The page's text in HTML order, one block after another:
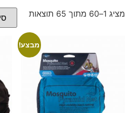
מציג 1–60 מתוך 65 תוצאות
מבצע!